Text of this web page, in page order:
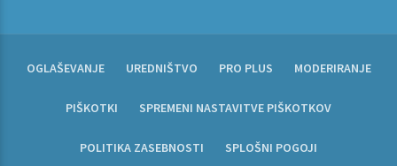
OGLAŠEVANJE UREDNIŠTVO PRO PLUS MODERIRANJE
PIŠKOTKI SPREMENI NASTAVITVE PIŠKOTKOV
POLITIKA ZASEBNOSTI SPLOŠNI POGOJI